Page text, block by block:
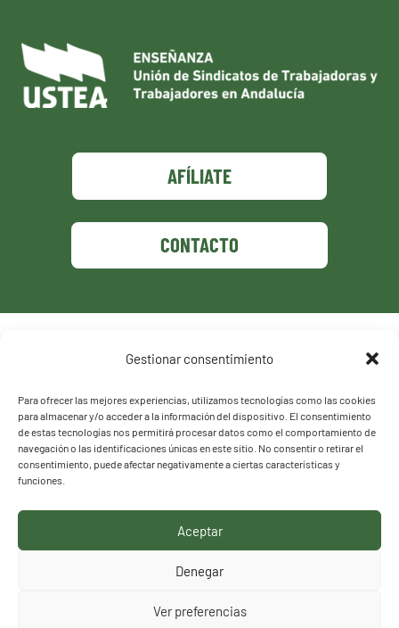
Gestionar consentimiento
Para ofrecer las mejores experiencias, utilizamos tecnologías como las cookies
para almacenar y/o acceder a la información del dispositivo. El consentimiento
de estas tecnologías nos permitirá procesar datos como el comportamiento de
navegación o las identificaciones únicas en este sitio. No consentir o retirar el
consentimiento, puede afectar negativamente a ciertas características y
funciones.
Aceptar
Denegar
Ver preferencias
AFÍLIATE
CONTACTO
Política de privacidad
HACEMOS LO QUE
DECIMOS, DECIMOS LO